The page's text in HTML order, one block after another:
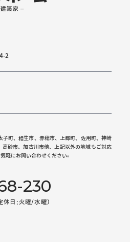
2
子町、相生市、赤穂市、上郡町、佐用町、神崎
砂市、加古川市他、上記以外の地域もご対応
軽にお問い合わせください。
230
日:火曜/水曜）